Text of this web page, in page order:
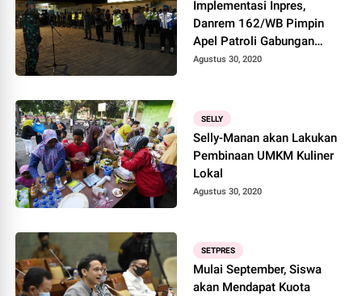
Implementasi Inpres,
Danrem 162/WB Pimpin
Apel Patroli Gabungan
Berskala Besar
Agustus 30, 2020
SELLY
Selly-Manan akan Lakukan
Pembinaan UMKM Kuliner
Lokal
Agustus 30, 2020
SETPRES
Mulai September, Siswa
akan Mendapat Kuota